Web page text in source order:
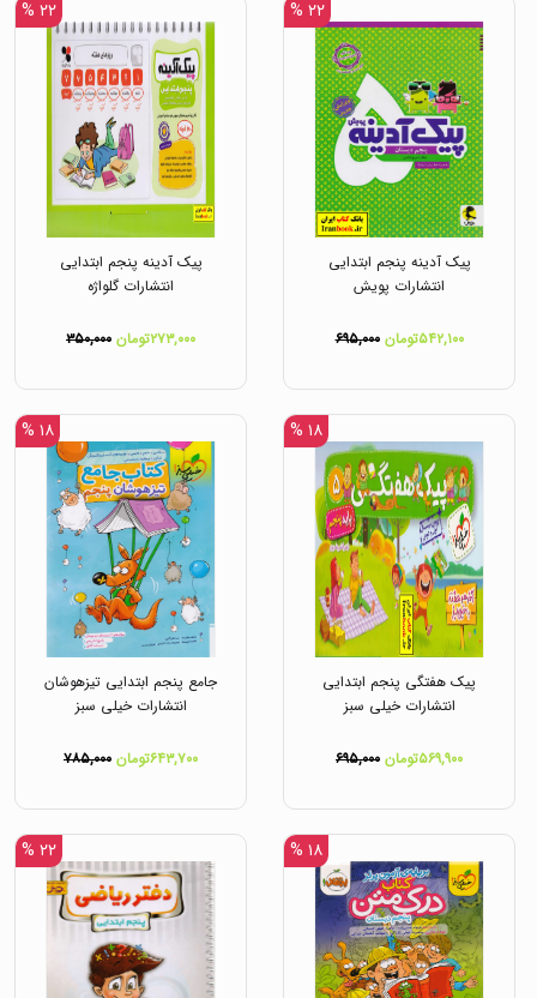
۲۲ %
پیک آدینه پنجم ابتدایی
انتشارات پویش
۵۴۲,۱۰۰تومان ۶۹۵,۰۰۰
۲۲ %
پیک آدینه پنجم ابتدایی
انتشارات گلواژه
۲۷۳,۰۰۰تومان ۳۵۰,۰۰۰
۱۸ %
پیک هفتگی پنجم ابتدایی
انتشارات خیلی سبز
۵۶۹,۹۰۰تومان ۶۹۵,۰۰۰
۱۸ %
جامع پنجم ابتدایی تیزهوشان
انتشارات خیلی سبز
۶۴۳,۷۰۰تومان ۷۸۵,۰۰۰
۱۸ % ۲۲ %